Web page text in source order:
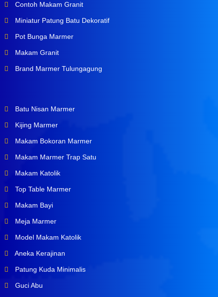
Contoh Makam Granit
Miniatur Patung Batu Dekoratif
Pot Bunga Marmer
Makam Granit
Brand Marmer Tulungagung
Batu Nisan Marmer
Kijing Marmer
Makam Bokoran Marmer
Makam Marmer Trap Satu
Makam Katolik
Top Table Marmer
Makam Bayi
Meja Marmer
Model Makam Katolik
Aneka Kerajinan
Patung Kuda Minimalis
Guci Abu